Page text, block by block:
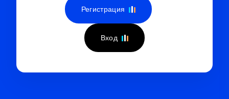
Регистрация
Вход